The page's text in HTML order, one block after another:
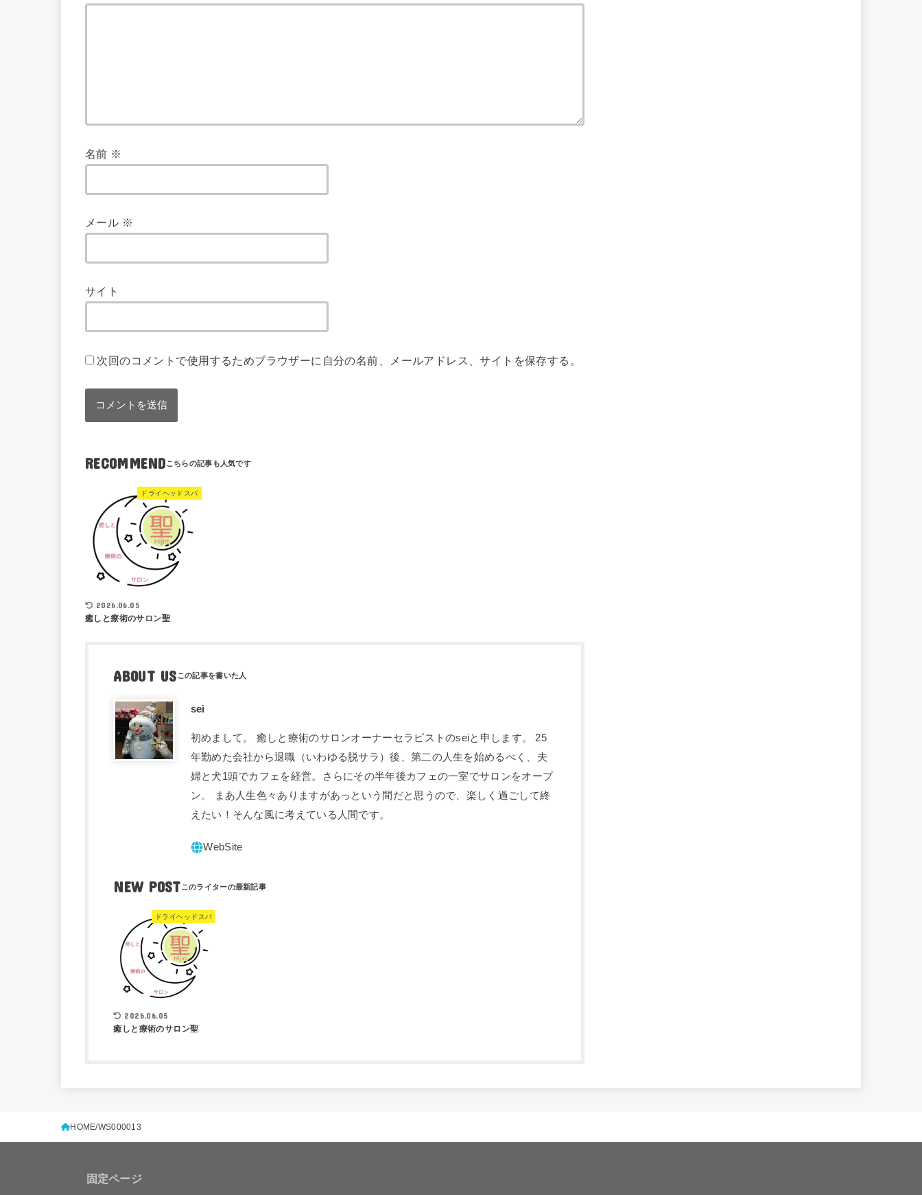
名前 ※
メール ※
サイト
次回のコメントで使用するためブラウザーに自分の名前、メールアドレス、サイトを保存する。
RECOMMEND
ドライヘッドスパ
2026.06.05
癒しと療術のサロン聖
ABOUT US
sei
初めまして。 癒しと療術のサロンオーナーセラピストのseiと申します。 25
年勤めた会社から退職（いわゆる脱サラ）後、第二の人生を始めるべく、夫
婦と犬1頭でカフェを経営。さらにその半年後カフェの一室でサロンをオープ
ン。 まあ人生色々ありますがあっという間だと思うので、楽しく過ごして終
えたい！そんな風に考えている人間です。
NEW POST
ドライヘッドスパ
2026.06.05
癒しと療術のサロン聖
HOME WS000013
固定ページ